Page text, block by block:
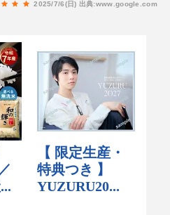
2025/7/6(日) 出典:www.google.com